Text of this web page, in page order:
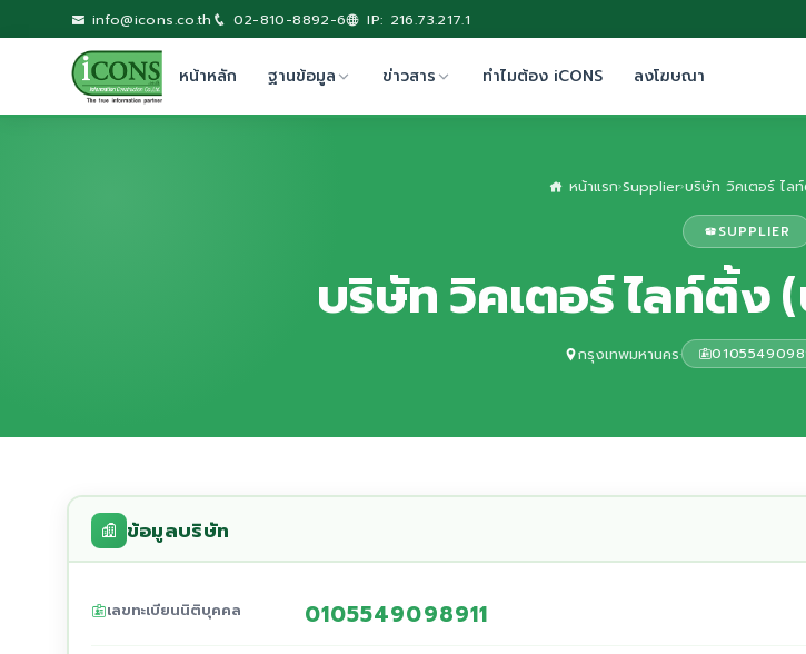
info@icons.co.th 02-810-8892-6 IP: 216.73.217.1
หน้าหลัก ฐานข้อมูล ข่าวสาร ทำไมต้อง iCONS ลงโฆษณา
หน้าแรก›Supplier›บริษัท วิคเตอร์ ไล
SUPPLIER
บริษัท วิคเตอร์ ไลท์ติ้ง
กรุงเทพมหานคร·
ข้อมูลบริษัท
เลขทะเบียนนิติบุคคล 0105549098911